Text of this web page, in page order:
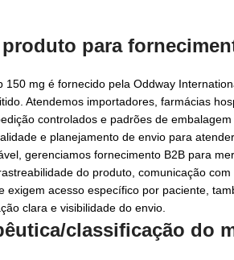
para
150 mg é fornecido pela Oddway
Atendemos importadores, farmácias
controlados e padrões de
e planejamento de envio para
gerenciamos fornecimento B2B para
do produto, comunicação
exigem acesso específico por paciente,
clara e visibilidade do envio.
classificação do